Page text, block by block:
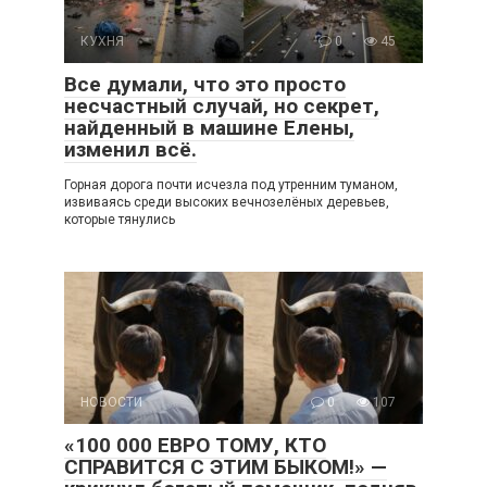
КУХНЯ 0 45
Все думали, что это просто
несчастный случай, но секрет,
найденный в машине Елены,
изменил всё.
Горная дорога почти исчезла под утренним туманом,
извиваясь среди высоких вечнозелёных деревьев,
которые тянулись
НОВОСТИ 0 107
«100 000 ЕВРО ТОМУ, КТО
СПРАВИТСЯ С ЭТИМ БЫКОМ!» —